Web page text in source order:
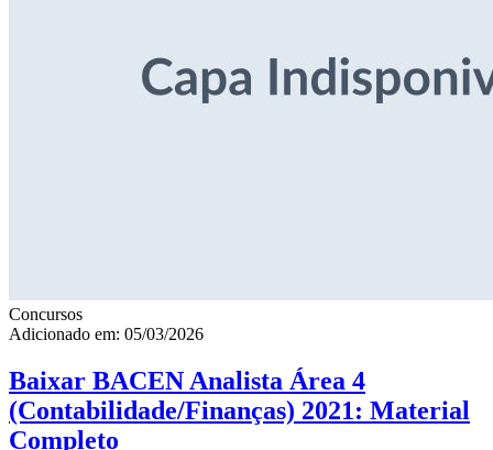
Concursos
Adicionado em: 05/03/2026
Baixar BACEN Analista Área 4
(Contabilidade/Finanças) 2021: Material
Completo